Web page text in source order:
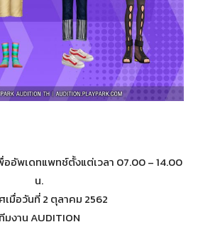
อัพเดทแพทช์ตั้งแต่เวลา 07.00 – 14.00
น.
เมื่อวันที่ 2 ตุลาคม 2562
ทีมงาน AUDITION